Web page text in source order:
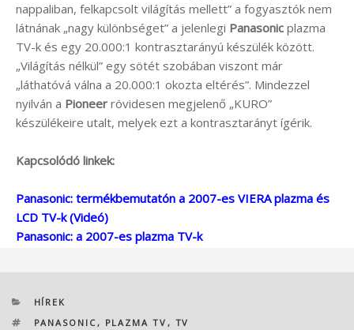
nappaliban, felkapcsolt világítás mellett” a fogyasztók nem
látnának „nagy különbséget” a jelenlegi Panasonic plazma
TV-k és egy 20.000:1 kontrasztarányú készülék között.
„Világítás nélkül” egy sötét szobában viszont már
„láthatóvá válna a 20.000:1 okozta eltérés”. Mindezzel
nyilván a Pioneer rövidesen megjelenő „KURO”
készülékeire utalt, melyek ezt a kontrasztarányt ígérik.
Kapcsolódó linkek:
Panasonic: termékbemutatón a 2007-es VIERA plazma és
LCD TV-k (Videó)
Panasonic: a 2007-es plazma TV-k
KATEGÓRIÁK
HÍREK
CÍMKÉK
PANASONIC, PLAZMA TV , TV